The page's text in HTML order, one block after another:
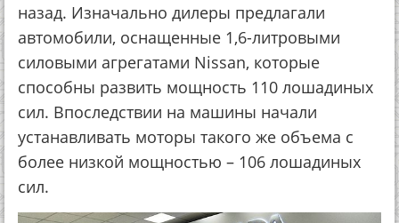
назад. Изначально дилеры предлагали
автомобили, оснащенные 1,6-литровыми
силовыми агрегатами Nissan, которые
способны развить мощность 110 лошадиных
сил. Впоследствии на машины начали
устанавливать моторы такого же объема с
более низкой мощностью – 106 лошадиных
сил.